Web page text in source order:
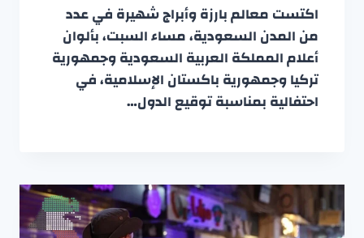
اكتست معالم بارزة وأبراج شهيرة في عدد
من المدن السعودية، مساء السبت، بألوان
أعلام المملكة العربية السعودية وجمهورية
تركيا وجمهورية باكستان الإسلامية، في
احتفالية بمناسبة توقيع الدول…